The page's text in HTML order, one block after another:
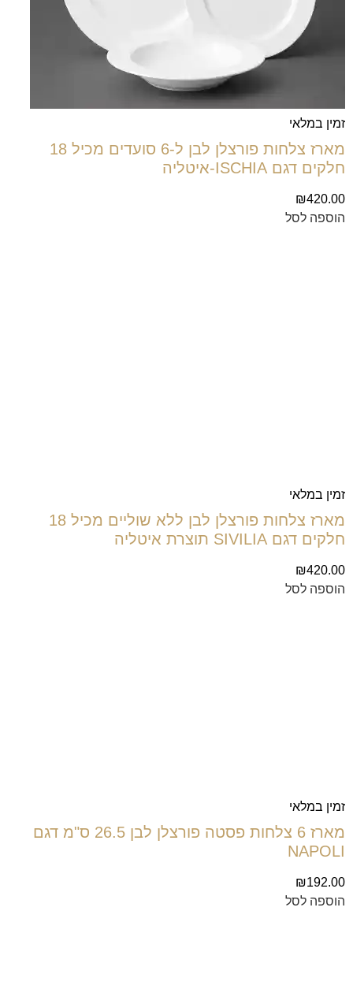
זמין במלאי
מארז צלחות פורצלן לבן ל-6 סועדים מכיל 18
חלקים דגם ISCHIA-איטליה
₪420.00
הוספה לסל
זמין במלאי
מארז צלחות פורצלן לבן ללא שוליים מכיל 18
חלקים דגם SIVILIA תוצרת איטליה
₪420.00
הוספה לסל
זמין במלאי
מארז 6 צלחות פסטה פורצלן לבן 26.5 ס"מ דגם
NAPOLI
₪192.00
הוספה לסל